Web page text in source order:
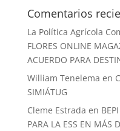
Comentarios
La Política Agrícola
FLORES ONLINE
ACUERDO PARA
William Tenelema en
SIMIÁTUG
Cleme Estrada en
PARA LA ESS EN MÁS